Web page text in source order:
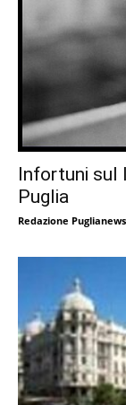
Infortuni sul
Puglia
Redazione